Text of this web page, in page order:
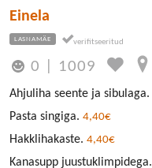
Einela
LASNAMÄE
0 1009
Ahjuliha seente ja sibulaga.
Pasta singiga. 4,40€
Hakklihakaste. 4,40€
Kanasupp juustuklimpidega.